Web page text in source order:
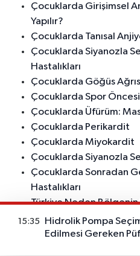
Çocuklarda Girişimsel
Yapılır?
Çocuklarda Tanısal
Çocuklarda Siyanozla
Hastalıkları
Çocuklarda Göğüs
Çocuklarda Spor
Çocuklarda Üfürüm:
Çocuklarda Perikardit
Çocuklarda Miyokardit
Çocuklarda Siyanozla
Çocuklarda Sonradan
Hastalıkları
Türkiye Neden
Doktorlarına Sahip?
Kalp Hastalığına Sahip
15:35
Hidrolik Pompa
Edilmesi Gereken